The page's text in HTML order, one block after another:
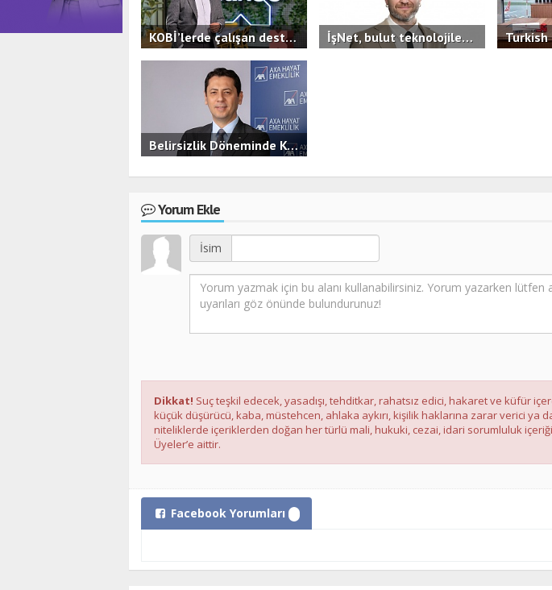
KOBİ’lerde çalışan destekleri ön plana çıkıyor,yan hak kullanımı çeşitleniyor.
2.3B 0
İşNet, bulut teknolojilerinde KOBİ'lere hızlı, güvenilir ve öngörülebilir maliyet avantajı sunan yeni hizmeti bluutyKonfor'u duyurdu.
Belirsizlik Döneminde KOBİ’ler İçin Finansal Güvence
Yorum Ekle
İsim
Dikkat! Suç teşkil edecek, yasadışı, tehditkar, rahatsız edici, hakaret ve küfür
küçük düşürücü, kaba, müstehcen, ahlaka aykırı, kişilik haklarına zarar verici ya
niteliklerde içeriklerden doğan her türlü mali, hukuki, cezai, idari sorumluluk
Üyeler’e aittir.
Facebook Yorumları